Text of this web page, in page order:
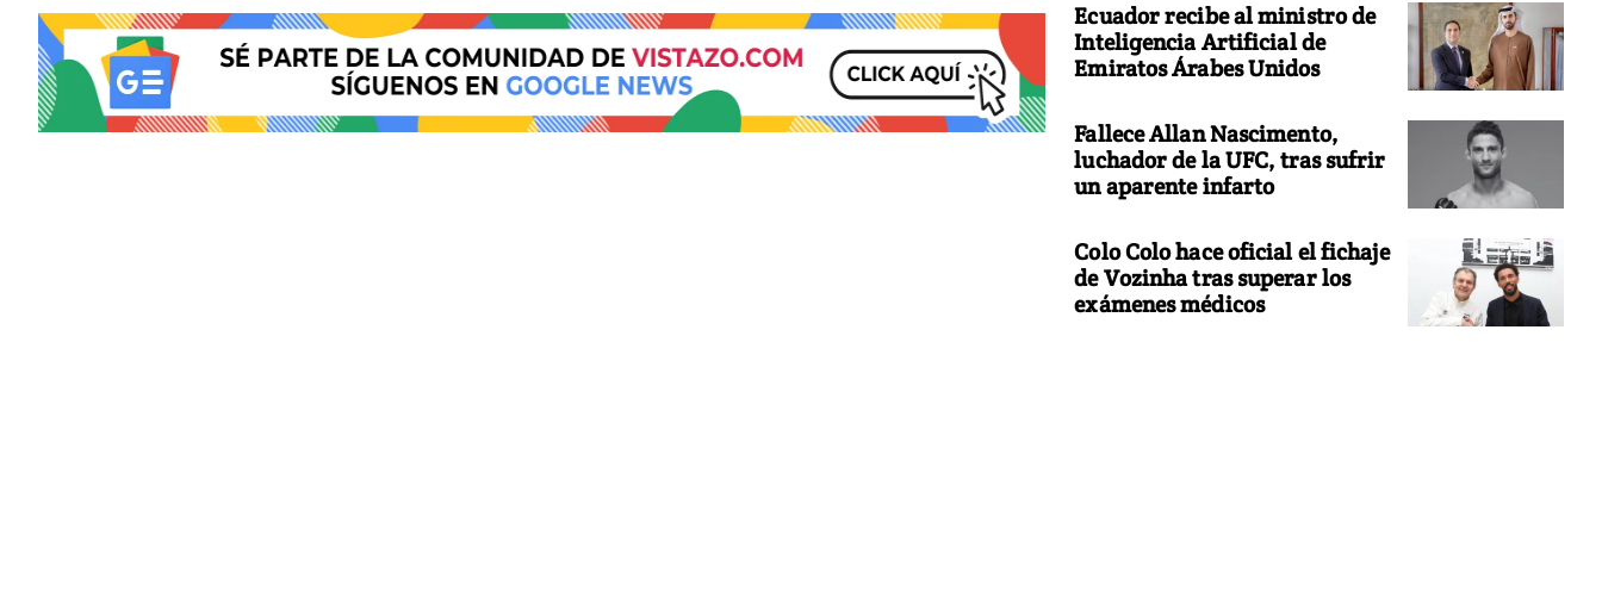
Ecuador recibe al ministro de
Inteligencia Artificial de
Emiratos Árabes Unidos
Fallece Allan Nascimento,
luchador de la UFC, tras sufrir
un aparente infarto
Colo Colo hace oficial el fichaje
de Vozinha tras superar los
exámenes médicos